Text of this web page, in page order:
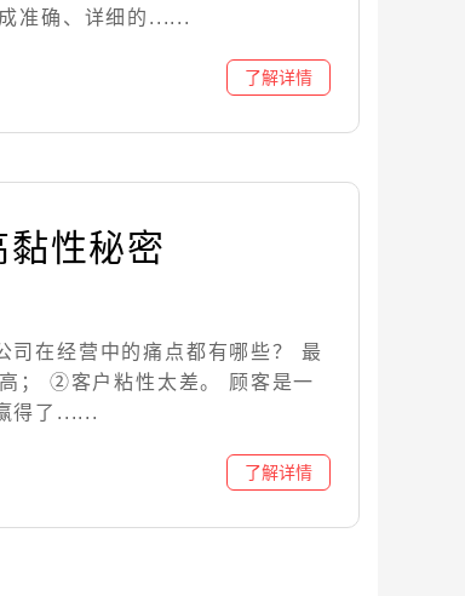
准确、详细的......
性秘密
司在经营中的痛点都有哪些？ 最
； ②客户粘性太差。 顾客是一
得了......